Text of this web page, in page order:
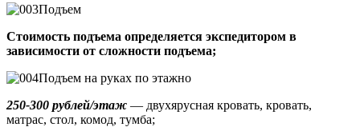
Подъем
Стоимость подъема определяется экспедитором в
зависимости от сложности подъема;
Подъем на руках по этажно
250-300 рублей/этаж — двухярусная кровать, кровать,
матрас, стол, комод, тумба;